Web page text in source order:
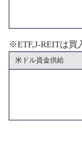
※ETF,J-REITは買
米ドル資金供給